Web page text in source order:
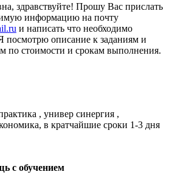
здравствуйте! Прошу Вас прислать
информацию на почту
и написать что необходимо
посмотрю описание к заданиям и
по стоимости и срокам выполнения.
, универ синергия ,
в кратчайшие сроки 1-3 дня
с обучением